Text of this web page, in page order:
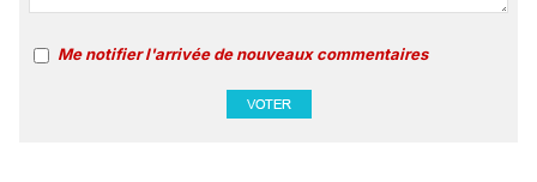
Me notifier l'arrivée de nouveaux commentaires